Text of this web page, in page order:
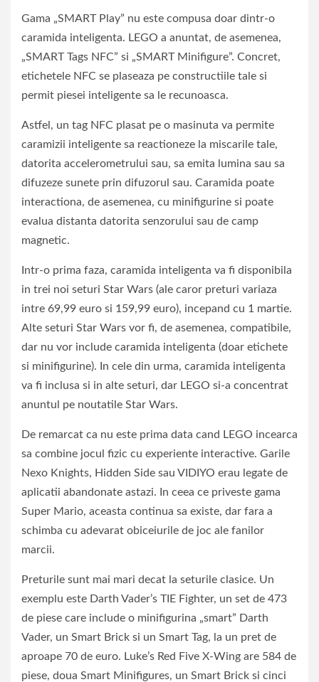
Gama „SMART Play” nu este compusa doar dintr-o
caramida inteligenta. LEGO a anuntat, de asemenea,
„SMART Tags NFC” si „SMART Minifigure”. Concret,
etichetele NFC se plaseaza pe constructiile tale si
permit piesei inteligente sa le recunoasca.
Astfel, un tag NFC plasat pe o masinuta va permite
caramizii inteligente sa reactioneze la miscarile tale,
datorita accelerometrului sau, sa emita lumina sau sa
difuzeze sunete prin difuzorul sau. Caramida poate
interactiona, de asemenea, cu minifigurine si poate
evalua distanta datorita senzorului sau de camp
magnetic.
Intr-o prima faza, caramida inteligenta va fi disponibila
in trei noi seturi Star Wars (ale caror preturi variaza
intre 69,99 euro si 159,99 euro), incepand cu 1 martie.
Alte seturi Star Wars vor fi, de asemenea, compatibile,
dar nu vor include caramida inteligenta (doar etichete
si minifigurine). In cele din urma, caramida inteligenta
va fi inclusa si in alte seturi, dar LEGO si-a concentrat
anuntul pe noutatile Star Wars.
De remarcat ca nu este prima data cand LEGO incearca
sa combine jocul fizic cu experiente interactive. Garile
Nexo Knights, Hidden Side sau VIDIYO erau legate de
aplicatii abandonate astazi. In ceea ce priveste gama
Super Mario, aceasta continua sa existe, dar fara a
schimba cu adevarat obiceiurile de joc ale fanilor
marcii.
Preturile sunt mai mari decat la seturile clasice. Un
exemplu este Darth Vader’s TIE Fighter, un set de 473
de piese care include o minifigurina „smart” Darth
Vader, un Smart Brick si un Smart Tag, la un pret de
aproape 70 de euro. Luke’s Red Five X-Wing are 584 de
piese, doua Smart Minifigures, un Smart Brick si cinci